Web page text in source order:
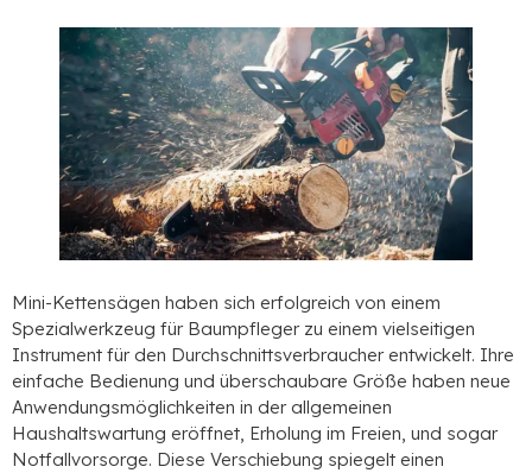
Mini-Kettensägen haben sich erfolgreich von einem
Spezialwerkzeug für Baumpfleger zu einem vielseitigen
Instrument für den Durchschnittsverbraucher entwickelt. Ihre
einfache Bedienung und überschaubare Größe haben neue
Anwendungsmöglichkeiten in der allgemeinen
Haushaltswartung eröffnet, Erholung im Freien, und sogar
Notfallvorsorge. Diese Verschiebung spiegelt einen